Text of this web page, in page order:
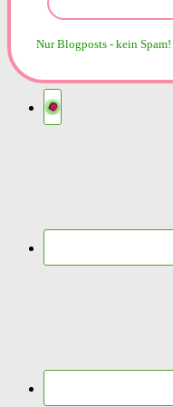
Nur Blogposts - kein Spam!